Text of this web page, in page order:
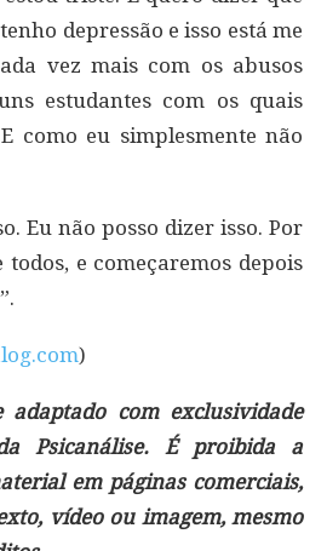
depressão e isso está me
vez mais com os abusos
estudantes com os quais
como eu simplesmente não
Eu não posso dizer isso. Por
todos, e começaremos depois
)
adaptado com exclusividade
Psicanálise. É proibida a
em páginas comerciais,
vídeo ou imagem, mesmo